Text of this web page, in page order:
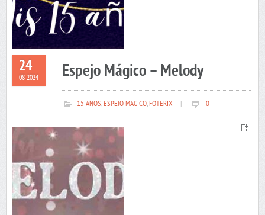
24
08 2024 Espejo Mágico – Melody
15 AÑOS,ESPEJO MAGICO,FOTERIX 0